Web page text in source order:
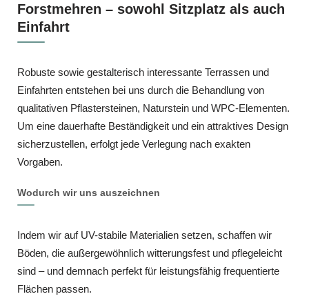
Forstmehren – sowohl Sitzplatz als auch
Einfahrt
Robuste sowie gestalterisch interessante Terrassen und
Einfahrten entstehen bei uns durch die Behandlung von
qualitativen Pflastersteinen, Naturstein und WPC‑Elementen.
Um eine dauerhafte Beständigkeit und ein attraktives Design
sicherzustellen, erfolgt jede Verlegung nach exakten
Vorgaben.
Wodurch wir uns auszeichnen
Indem wir auf UV-stabile Materialien setzen, schaffen wir
Böden, die außergewöhnlich witterungsfest und pflegeleicht
sind – und demnach perfekt für leistungsfähig frequentierte
Flächen passen.